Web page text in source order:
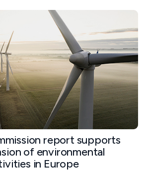
report supports
of environmental
in Europe